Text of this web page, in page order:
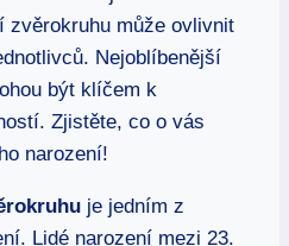
zvěrokruhu může​ ovlivnit
Nejoblíbenější⁤
být klíčem k⁢
Zjistěte, co o vás
narození!
je jedním⁤ z
Lidé narození mezi 23.